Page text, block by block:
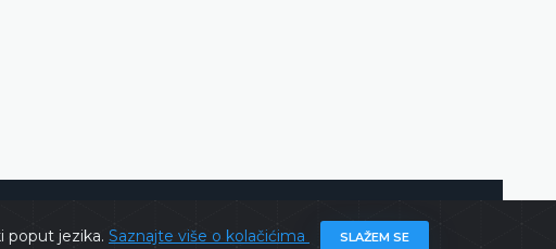
poput jezika. Saznajte više o kolačićima SLAŽEM SE
Copyrights @ 2026Ustavni sud BiHSva prava zadržana.